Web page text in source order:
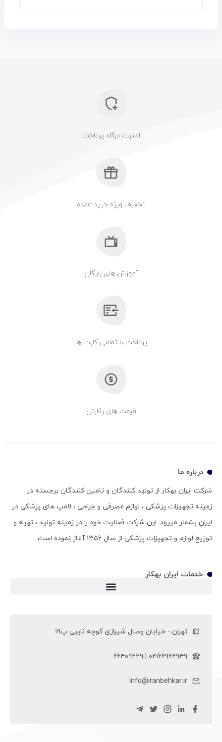
امنیت درگاه پرداخت
تخفیف ویژه خرید عمده
آموزش های رایگان
پرداخت با تمامی کارت ها
قیمت های رقابتی
درباره ما
شرکت ایران بهکار از تولید کنندگان و تامین کنندگان برجسته در
زمینه تجهیزات پزشکی ، لوازم مصرفی و جراحی ، لامپ های پزشکی در
ایران بشمار میرود. این شرکت فعالیت خود را در زمینه تولید ، تهیه و
توزیع لوازم و تجهیزات پزشکی از سال ۱۳۵۶ آغاز نموده است.
خدمات ایران بهکار
تهران - خیابان وصال شیرازی کوچه نایبی پ۱۹
۰۲۱۶۶۹۶۲۹۴۹ | ۶۶۴۰۹۲۲۹
Info@iranbehkar.ir